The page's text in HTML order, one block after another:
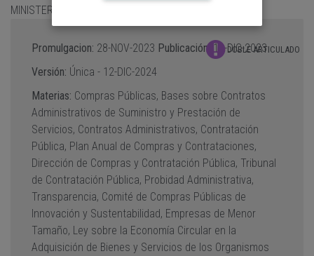
MINISTERIO DE HACIENDA
DOBLE ARTICULADO
Promulgacion: 28-NOV-2023 Publicación: 11-DIC-2023
Versión: Única - 12-DIC-2024
Materias: Compras Públicas, Bases sobre Contratos
Administrativos de Suministro y Prestación de
Servicios, Contratos Administrativos, Contratación
Pública, Plan Anual de Compras y Contrataciones,
Dirección de Compras y Contratación Pública, Tribunal
de Contratación Pública, Probidad Administrativa,
Transparencia, Comité de Compras Públicas de
Innovación y Sustentabilidad, Empresas de Menor
Tamaño, Ley sobre la Economía Circular en la
Adquisición de Bienes y Servicios de los Organismos